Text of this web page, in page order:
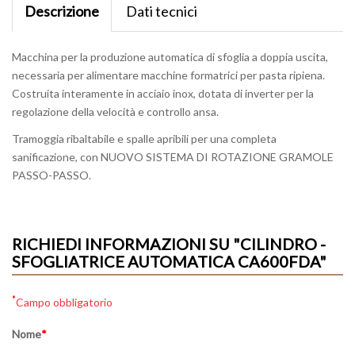
Descrizione Dati tecnici
Macchina per la produzione automatica di sfoglia a doppia uscita,
necessaria per alimentare macchine formatrici per pasta ripiena.
Costruita interamente in acciaio inox, dotata di inverter per la
regolazione della velocità e controllo ansa.
Tramoggia ribaltabile e spalle apribili per una completa
sanificazione, con NUOVO SISTEMA DI ROTAZIONE GRAMOLE
PASSO-PASSO.
RICHIEDI INFORMAZIONI SU "CILINDRO -
SFOGLIATRICE AUTOMATICA CA600FDA"
*Campo obbligatorio
Nome*